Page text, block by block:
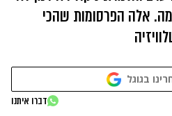
אלה הפרסומות שהכי
בגוגל
בבעיה
דברו איתנו